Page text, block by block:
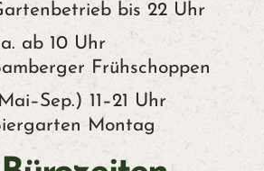
bis 22 Uhr
ab 10 Uhr
Frühschoppen
11–21 Uhr
Montag